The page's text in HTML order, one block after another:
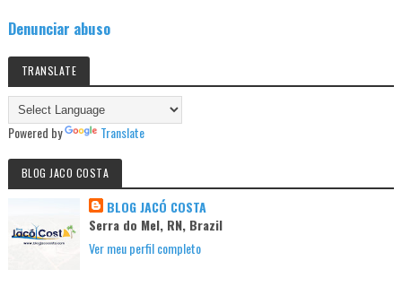
Denunciar abuso
TRANSLATE
Powered by Translate
BLOG JACO COSTA
BLOG JACÓ COSTA
Serra do Mel, RN, Brazil
Ver meu perfil completo